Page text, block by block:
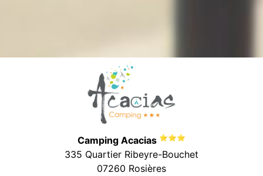
Camping Acacias ⭐⭐⭐
335 Quartier Ribeyre-Bouchet
07260 Rosières